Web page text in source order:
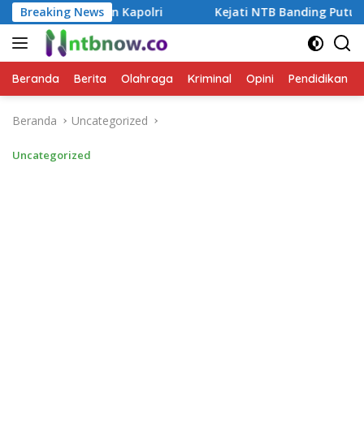
Langsung
ke
konten
Breaking NewsKejati NTB Banding Putusan Bebas Kasus Dugaan
Beranda Berita Olahraga Kriminal Opini Pendidikan
Beranda Uncategorized
Uncategorized